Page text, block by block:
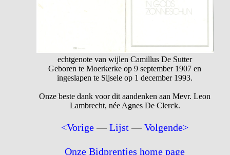
echtgenote van wijlen Camillus De Sutter
Geboren te Moerkerke op 9 september 1907 en
ingeslapen te Sijsele op 1 december 1993.
Onze beste dank voor dit aandenken aan Mevr. Leon
Lambrecht, née Agnes De Clerck.
<Vorige —Lijst —Volgende>
Onze Bidprentjes home page